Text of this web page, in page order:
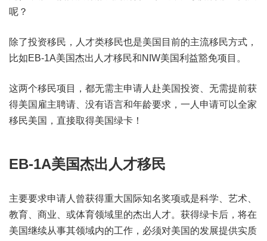
呢？
除了投资移民，人才类移民也是美国目前的主流移民方式，
比如EB-1A美国杰出人才移民和NIW美国利益豁免项目。
这两个移民项目，都无需主申请人赴美国投资、无需提前获
得美国雇主聘请、没有语言和年龄要求，一人申请可以全家
移民美国，直接取得美国绿卡！
EB-1A美国杰出人才移民
主要要求申请人曾获得重大国际知名奖项或是科学、艺术、
教育、商业、或体育领域里的杰出人才。获得绿卡后，将在
美国继续从事其领域内的工作，必须对美国的发展提供实质